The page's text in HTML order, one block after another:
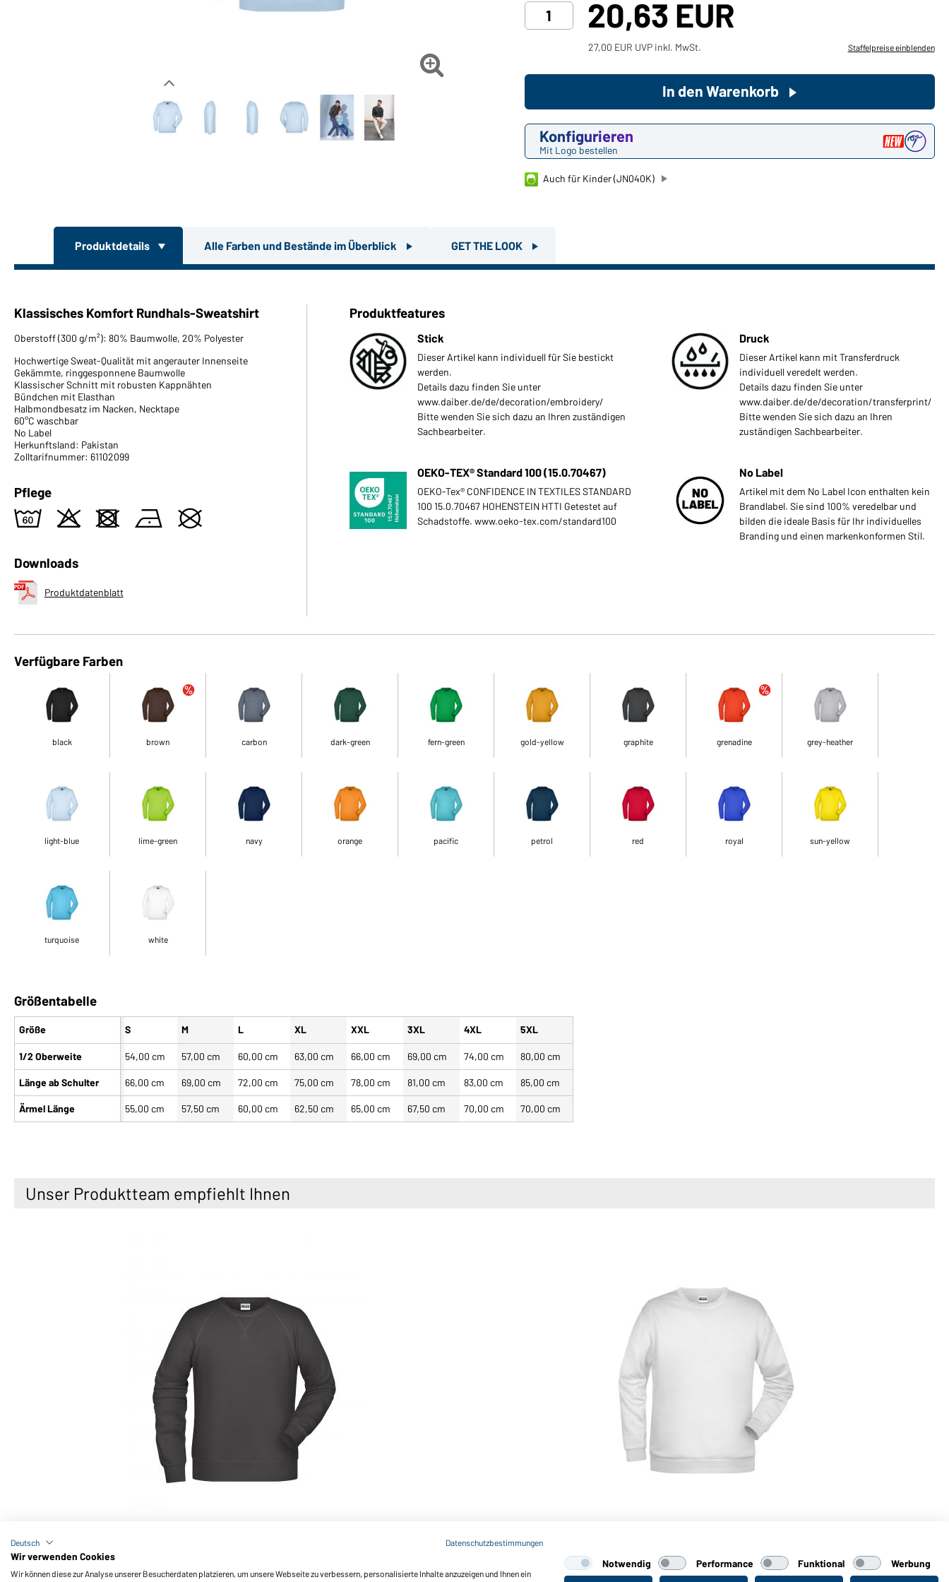
privaten Bedarf einkaufen?
Hier geht's zu unserem
Endkundenshop

20,63 EUR
27,00 EUR UVP inkl. MwSt. Staffelpreise einblenden
Konfigurieren
Mit Logo bestellen
In den Warenkorb
Auch für Kinder (JN040K)
Produktdetails Alle Farben und Bestände im Überblick GET THE LOOK
Klassisches Komfort Rundhals-Sweatshirt
Oberstoff (300 g/m²): 80% Baumwolle, 20% Polyester
Hochwertige Sweat-Qualität mit angerauter Innenseite
Gekämmte, ringgesponnene Baumwolle
Klassischer Schnitt mit robusten Kappnähten
Bündchen mit Elasthan
Halbmondbesatz im Nacken, Necktape
60°C waschbar
No Label
Herkunftsland: Pakistan
Zolltarifnummer: 61102099
Pflege
4 o d n U
Downloads
Produktdatenblatt
Produktfeatures
Stick
Dieser Artikel kann individuell für Sie bestickt
werden.
Details dazu finden Sie unter
www.daiber.de/de/decoration/embroidery/
Bitte wenden Sie sich dazu an Ihren zuständigen
Sachbearbeiter.
Druck
Dieser Artikel kann mit Transferdruck
individuell veredelt werden.
Details dazu finden Sie unter
www.daiber.de/de/decoration/transferprint/
Bitte wenden Sie sich dazu an Ihren
zuständigen Sachbearbeiter.
OEKO-TEX® Standard 100 (15.0.70467)
OEKO-Tex® CONFIDENCE IN TEXTILES STANDARD
100 15.0.70467 HOHENSTEIN HTTI Getestet auf
Schadstoffe. www.oeko-tex.com/standard100
No Label
Artikel mit dem No Label Icon enthalten kein
Brandlabel. Sie sind 100% veredelbar und
bilden die ideale Basis für Ihr individuelles
Branding und einen markenkonformen Stil.
Verfügbare Farben
black brown carbon dark-green fern-green gold-yellow graphite grenadine grey-heather
light-blue lime-green navy orange pacific petrol red royal sun-yellow
turquoise white
Größentabelle
Größe
1/2 Oberweite
Länge ab Schulter
Ärmel Länge
S M L XL XXL 3XL 4XL 5XL
54,00 cm 57,00 cm 60,00 cm 63,00 cm 66,00 cm 69,00 cm 74,00 cm 80,00 cm
66,00 cm 69,00 cm 72,00 cm 75,00 cm 78,00 cm 81,00 cm 83,00 cm 85,00 cm
55,00 cm 57,50 cm 60,00 cm 62,50 cm 65,00 cm 67,50 cm 70,00 cm 70,00 cm
Unser Produktteam empfiehlt Ihnen
Men's Sweat OCS Blended & RCS (graphite) Men's Promo Sweat (white)
Deutsch Datenschutzbestimmungen
Wir verwenden Cookies
Wir können diese zur Analyse unserer Besucherdaten platzieren, um unsere Webseite zu verbessern, personalisierte Inhalte anzuzeigen und Ihnen ein
Notwendig Performance Funktional
Werbung